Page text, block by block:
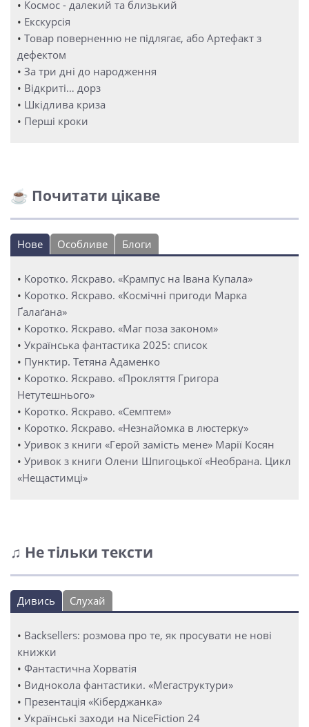
• Космос - далекий та близький
• Екскурсія
• Товар поверненню не підлягає, або Артефакт з
дефектом
• За три дні до народження
• Відкриті… дорз
• Шкідлива криза
• Перші кроки
☕ Почитати цікаве
Нове Особливе Блоги
• Коротко. Яскраво. «Крампус на Івана Купала»
• Коротко. Яскраво. «Космічні пригоди Марка
Ґалаґана»
• Коротко. Яскраво. «Маг поза законом»
• Українська фантастика 2025: список
• Пунктир. Тетяна Адаменко
• Коротко. Яскраво. «Прокляття Григора
Нетутешнього»
• Коротко. Яскраво. «Семптем»
• Коротко. Яскраво. «Незнайомка в люстерку»
• Уривок з книги «Герой замість мене» Марії Косян
• Уривок з книги Олени Шпигоцької «Необрана. Цикл
«Нещастимці»
♫ Не тільки тексти
Дивись Слухай
• Backsellers: розмова про те, як просувати не нові
книжки
• Фантастична Хорватія
• Виднокола фантастики. «Мегаструктури»
• Презентація «Кіберджанка»
• Українські заходи на NiceFiction 24